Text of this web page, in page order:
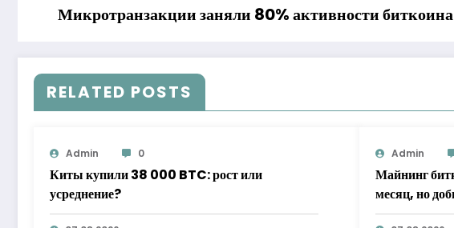
Микротранзакции заняли 80% активности биткоина
RELATED POSTS
Admin 0
Киты купили 38 000 BTC: рост или
усреднение?
Admin
Майнинг
месяц, но